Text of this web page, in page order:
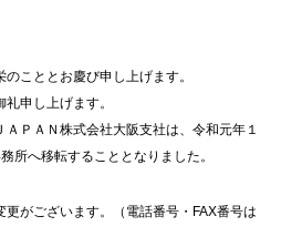
こととお慶び申し上げます。
申し上げます。
ＰＡＮ株式会社大阪支社は、令和元年１
所へ移転することとなりました。
がございます。（電話番号・FAX番号は